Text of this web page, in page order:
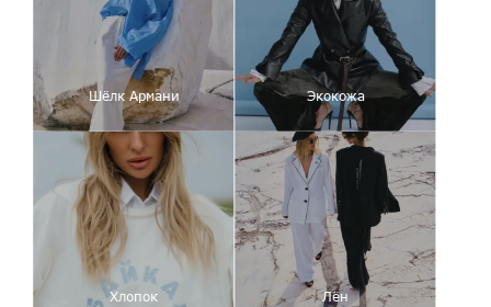
Шёлк Армани Экокожа
Хлопок Лён